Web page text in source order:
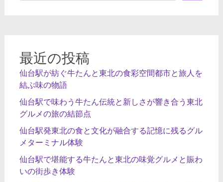
最近の投稿
仙台駅が紡ぐ牛たんと東北の食彩空間都市と旅人を
結ぶ味の物語
仙台駅で味わう牛たん伝統と新しさが響き合う東北
グルメの旅の結節点
仙台駅発東北の食と文化が融合する記憶に残るグル
メターミナル体験
仙台駅で堪能する牛たんと東北の味覚グルメと賑わ
いの街歩き体験